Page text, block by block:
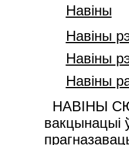
Навiны
Навiны
Навiны
Навіны
НАВІНЫ СЮЖЭТА "КАРАНАВІРУС: АПОШНІЯ НАВІНЫ" Вядзецца работа па ўнясенні даных аб вакцынацыі ў Беларусі ў дадатак "Падарожнічаю без COVID-19" Вучоныя знайшлі новы спосаб прагназаваць цяжкі ход COVID-19 19 кастрычніка, Мінск /Кар. БЕЛТА/. Прэзідэнт Беларусі Аляксандр Лукашэнка па выніках нарады па эпідэміялагічнай сітуацыі ў краіне даў шэраг даручэнняў чыноўнікам, якія датычацца мер, што прымаюцца па барацьбе з распаўсюджваннем каранавіруснай інфекцыі, перадае карэспандэнт БЕЛТА. На нарадзе Аляксандр Лукашэнка расставіў акцэнты па ўсіх тэмах, якія хвалююць грамадства ў сувязі з пандэміяй і бягучым уздымам захваральнасці як у Беларусі, так і рэгіёне ў цэлым. Максімальна выразна кіраўнік дзяржавы выказаўся па дыскусійных пытаннях адносна нашэння сродкаў індывідуальнай аховы і вакцынацыі. Тут кожны павінен распараджацца сваім лёсам сам, упэўнены беларускі лідар. І калі чыноўнікі могуць сабе дазволіць прыходзіць на прыём да Прэзідэнта без маскі і ПЛР-тэсту, то не павінны залішне напружваць і грамадзян, асабліва ўводзіць розныя штрафы і да нечага прымушаць. Тым не менш кіраўнік дзяржавы